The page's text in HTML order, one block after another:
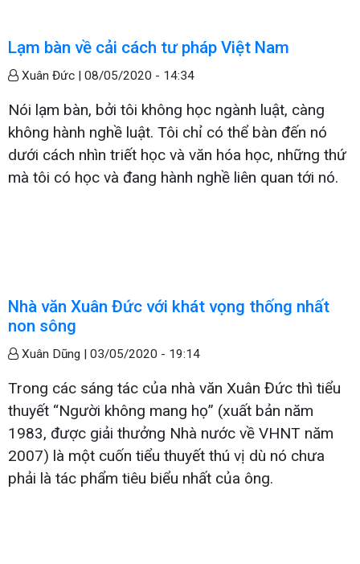
Lạm bàn về cải cách tư pháp Việt Nam
Xuân Đức | 08/05/2020 - 14:34
Nói lạm bàn, bởi tôi không học ngành luật, càng
không hành nghề luật. Tôi chỉ có thể bàn đến nó
dưới cách nhìn triết học và văn hóa học, những thứ
mà tôi có học và đang hành nghề liên quan tới nó.
Nhà văn Xuân Đức với khát vọng thống nhất
non sông
Xuân Dũng | 03/05/2020 - 19:14
Trong các sáng tác của nhà văn Xuân Đức thì tiểu
thuyết “Người không mang họ” (xuất bản năm
1983, được giải thưởng Nhà nước về VHNT năm
2007) là một cuốn tiểu thuyết thú vị dù nó chưa
phải là tác phẩm tiêu biểu nhất của ông.